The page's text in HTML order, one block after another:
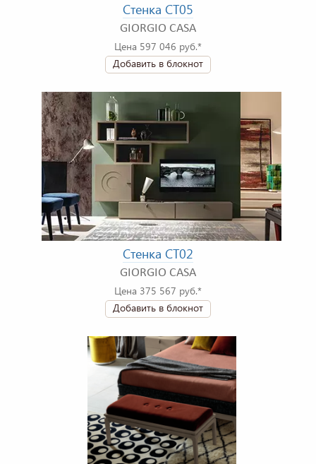
Стенка CT05
GIORGIO CASA
Цена 597 046 руб.*
Добавить в блокнот
Стенка CT02
GIORGIO CASA
Цена 375 567 руб.*
Добавить в блокнот